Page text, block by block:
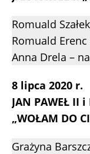
Romuald
Romuald
Anna Drela –
8 lipca 2020 r.
JAN PAWEŁ II i
„WOŁAM DO
Grażyna